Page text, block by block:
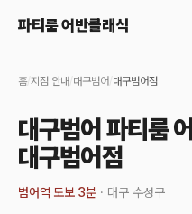
파티룸 어반클래식
홈/ 지점 안내 대구범어 대구범어점
대구범어 파티룸
대구범어점
범어역 도보 3분 · 대구 수성구